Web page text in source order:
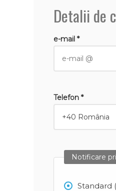
Detalii de
e-mail *
Telefon *
Notificare
Standard